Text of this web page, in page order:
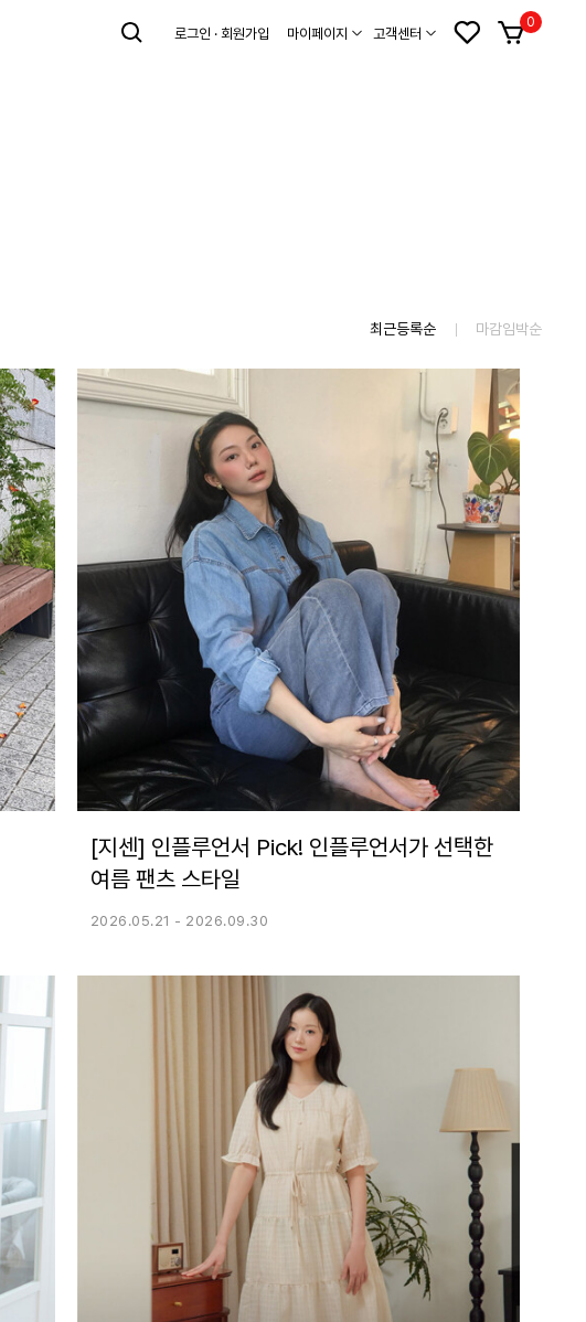
로그인 · 회원가입 마이페이지 고객센터
0
최근등록순 마감임박순
[지센] 인플루언서 Pick! 인플루언서가 선택한
여름 팬츠 스타일
2026.05.21 - 2026.09.30